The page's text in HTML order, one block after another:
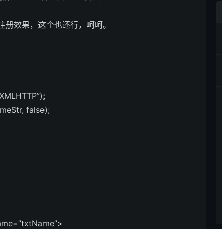
效果，这个也还行，呵呵。
false);